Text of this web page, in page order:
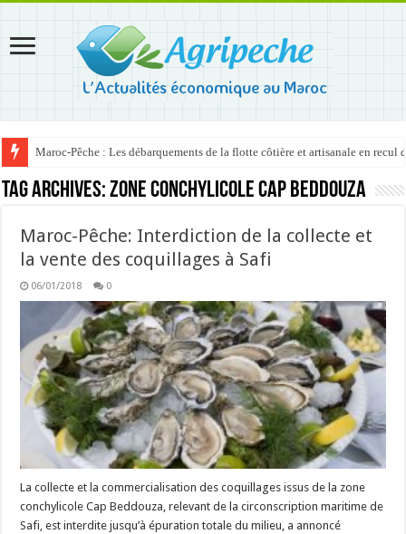
Maroc-Pêche : Les débarquements de la flotte côtière et artisanale en recul
Tag Archives:zone conchylicole Cap Beddouza
Maroc-Pêche: Interdiction de la collecte et
la vente des coquillages à Safi
06/01/2018 0
La collecte et la commercialisation des coquillages issus de la zone
conchylicole Cap Beddouza, relevant de la circonscription maritime de
Safi, est interdite jusqu’à épuration totale du milieu, a annoncé